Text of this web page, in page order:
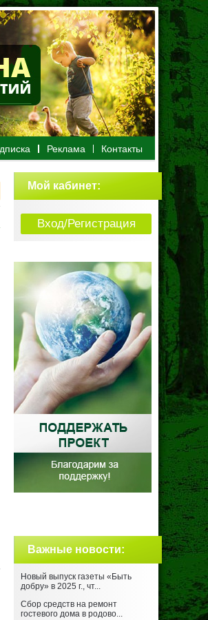
Реклама Контакты
Мой кабинет:
Вход/Регистрация
Важные новости:
Новый выпуск газеты «Быть
добру» в 2025 г., чт...
Сбор средств на ремонт
гостевого дома в родово...